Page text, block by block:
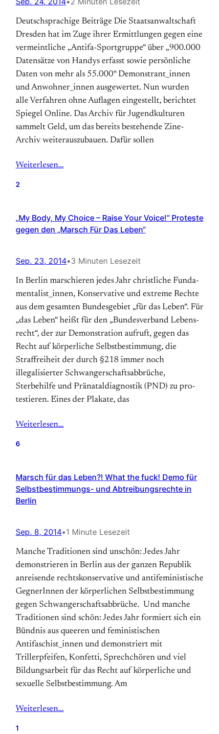
Deutschsprachige Beiträge Die Staatsanwaltschaft
Dresden hat im Zuge ihrer Ermittlungen gegen eine
vermeintliche „Antifa-Sportgruppe“ über „900.000
Datensätze von Handys erfasst sowie persönliche
Daten von mehr als 55.000“ Demonstrant_innen
und Anwohner_innen ausgewertet. Nun wurden
alle Verfahren ohne Auflagen eingestellt, berichtet
Spiegel Online. Das Archiv für Jugendkulturen
sammelt Geld, um das bereits bestehende Zine-
Archiv weiterauszubauen. Dafür sollen
Weiterlesen…
2
„My Body, My Choice – Raise Your Voice!“ Proteste
gegen den „Marsch Für Das Leben“
Sep. 23, 2014•3 Minuten Lesezeit
In Berlin marschieren jedes Jahr christ­li­che Fun­da­
men­ta­list_innen, Konservative und ex­tre­me Rech­te
aus dem ge­sam­ten Bun­des­ge­biet „für das Leben“. Für
„das Leben“ heißt für den „Bun­des­ver­band Le­bens­
recht“, der zur De­mon­stra­tion auf­ruft, ge­gen das
Recht auf kör­per­liche Selbstbestimmung, die
Straffreiheit der durch §218 immer noch
illegalisierter Schwangerschaftsabbrüche,
Sterbehilfe und Prä­natal­diag­no­stik (PND) zu pro­
testieren. Ei­nes der Pla­ka­te, das
Weiterlesen…
6
Marsch für das Leben?! What the fuck! Demo für
Selbstbestimmungs- und Abtreibungsrechte in
Berlin
Sep. 8, 2014•1 Minute Lesezeit
Manche Traditionen sind unschön: Jedes Jahr
demonstrieren in Berlin aus der ganzen Republik
anreisende rechtskonservative und antifeministische
GegnerInnen der körperlichen Selbstbestimmung
gegen Schwangerschaftsabbrüche. Und manche
Traditionen sind schön: Jedes Jahr formiert sich ein
Bündnis aus queeren und feministischen
Antifaschist_innen und demonstriert mit
Trillerpfeifen, Konfetti, Sprechchören und viel
Bildungsarbeit für das Recht auf körperliche und
sexuelle Selbstbestimmung. Am
Weiterlesen…
1